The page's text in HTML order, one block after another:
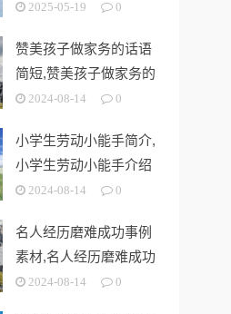
格的母亲
2025-05-19 0
赞美孩子做家务的话语
简短,赞美孩子做家务的
话语简短一
2024-08-14 0
小学生劳动小能手简介,
小学生劳动小能手介绍
2024-08-14 0
名人经历磨难成功事例
素材,名人经历磨难成功
的事例
2024-08-14 0